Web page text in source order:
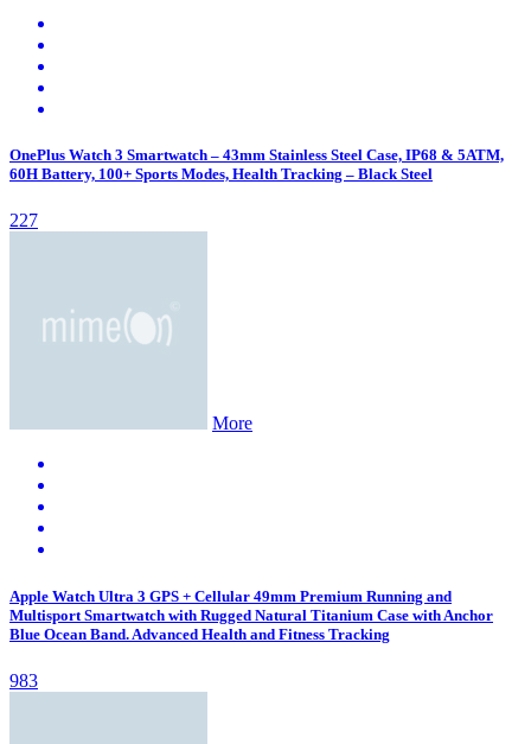
OnePlus Watch 3 Smartwatch – 43mm Stainless Steel Case, IP68 & 5ATM,
60H Battery, 100+ Sports Modes, Health Tracking – Black Steel
227
More
Apple Watch Ultra 3 GPS + Cellular 49mm Premium Running and
Multisport Smartwatch with Rugged Natural Titanium Case with Anchor
Blue Ocean Band. Advanced Health and Fitness Tracking
983